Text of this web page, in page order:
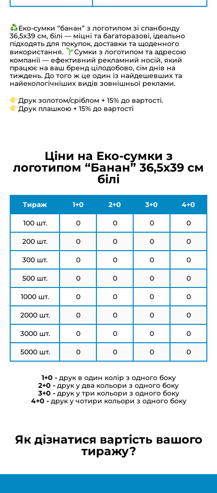
Еко-сумки “банан” з логотипом зі спанбонду
36,5х39 см, білі — міцні та багаторазові, ідеально
підходять для покупок, доставки та щоденного
використання.
Сумки з логотипом та адресою
компанії — ефективний рекламний носій, який
працює на ваш бренд цілодобово, сім днів на
тиждень. До того ж це один із найдешевших та
найекологічніших видів зовнішньої реклами.
Друк золотом/сріблом + 15% до вартості.
Друк плашкою + 15% до вартості
Ціни на Еко-сумки з
логотипом “Банан” 36,5х39 см
білі
Тираж 1+0 2+0 3+0 4+0
100 шт. 0 0 0 0
200 шт. 0 0 0 0
300 шт. 0 0 0 0
500 шт. 0 0 0 0
1000 шт. 0 0 0 0
2000 шт. 0 0 0 0
3000 шт. 0 0 0 0
5000 шт. 0 0 0 0
друк в один колір з одного боку
друк у два кольори з одного боку
друк у три кольори з одного боку
друк у чотири кольори з одного боку
Як дізнатися вартість вашого
тиражу?